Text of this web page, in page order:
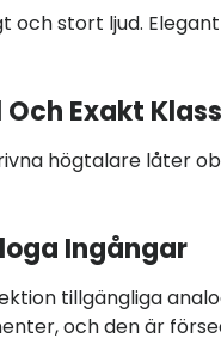
och stort ljud.
Exakt
högtalare låter
Ingångar
tillgängliga
och den är